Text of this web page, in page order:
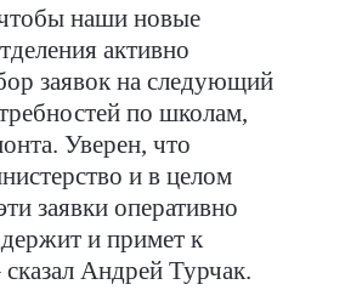
наши новые
активно
заявок на следующий
по школам,
Уверен, что
и в целом
заявки оперативно
и примет к
Андрей Турчак.